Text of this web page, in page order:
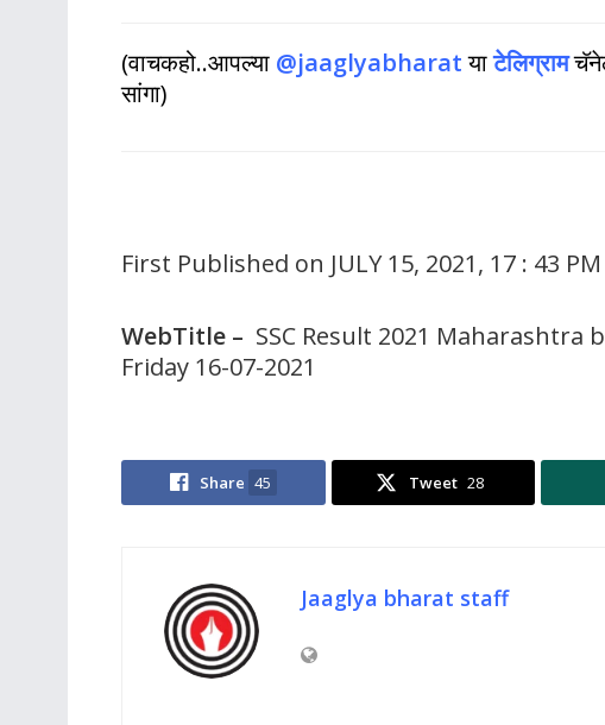
(वाचकहो..आपल्या @jaaglyabharat याटेलिग्राम
सांगा)
First Published on JULY 15, 2021, 17 : 43 PM
WebTitle – SSC Result 2021 Maharashtra
Friday 16-07-2021
Share 45 Tweet 28
Jaaglya bharat staff